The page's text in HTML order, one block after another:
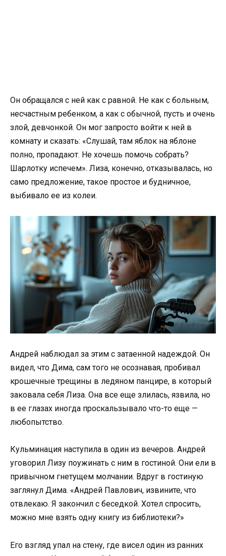
Он обращался с ней как с равной. Не как с больным,
несчастным ребенком, а как с обычной, пусть и очень
злой, девчонкой. Он мог запросто войти к ней в
комнату и сказать: «Слушай, там яблок на яблоне
полно, пропадают. Не хочешь помочь собрать?
Шарлотку испечем». Лиза, конечно, отказывалась, но
само предложение, такое простое и будничное,
выбивало ее из колеи.
Андрей наблюдал за этим с затаенной надеждой. Он
видел, что Дима, сам того не осознавая, пробивал
крошечные трещины в ледяном панцире, в который
заковала себя Лиза. Она все еще злилась, язвила, но
в ее глазах иногда проскальзывало что-то еще —
любопытство.
Кульминация наступила в один из вечеров. Андрей
уговорил Лизу поужинать с ним в гостиной. Они ели в
привычном гнетущем молчании. Вдруг в гостиную
заглянул Дима. «Андрей Павлович, извините, что
отвлекаю. Я закончил с беседкой. Хотел спросить,
можно мне взять одну книгу из библиотеки?»
Его взгляд упал на стену, где висел один из ранних